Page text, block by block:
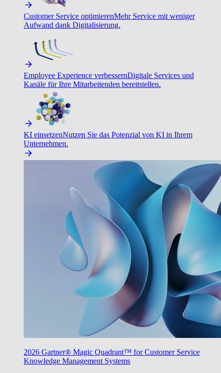
Customer Service optimierenMehr Service mit weniger
Aufwand dank Digitalisierung.
Employee Experience verbessernDigitale Services und
Kanäle für Ihre Mitarbeitenden bereitstellen.
KI einsetzenNutzen Sie das Potenzial von KI in Ihrem
Unternehmen.
2026 Gartner® Magic Quadrant™ for Customer Service
Knowledge Management Systems